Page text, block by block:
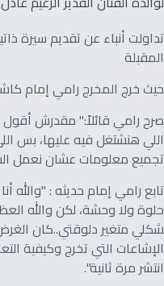
تداولت أنباء عن تقديم سيرة
المقبلة
حيث خرج المخرج رامي إمام
صرح رامي قائلاً:" مقدرش أقول
اللي هنشتغل فيه عليها، بس
تجميع معلومات عشان نعمل
تابع رامي إمام حديثه : "والله
حلوة ولا وحشة، لكن والله
شكلي متغير دلوقتي..كان
الإشاعات التي تخرج وكيفية
انتشر مرة ثانية".